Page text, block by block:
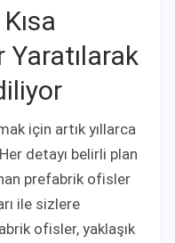
için artık yıllarca
detayı belirli plan
prefabrik ofisler
ile sizlere
ofisler, yaklaşık